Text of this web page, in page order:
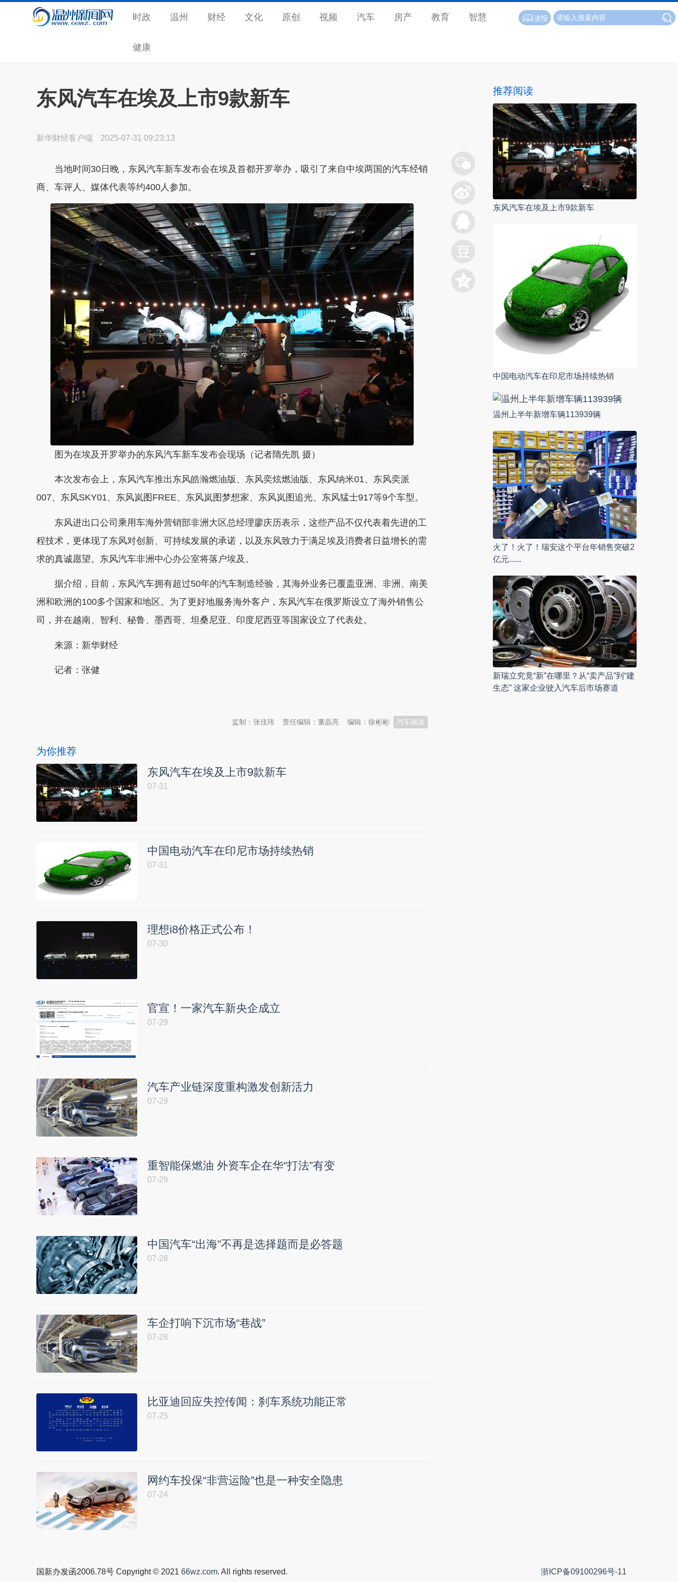
时政 温州 财经 文化 原创 视频 汽车 房产 教育 智慧
健康
读报
东风汽车在埃及上市9款新车
新华财经客户端 2025-07-31 09:23:13
当地时间30日晚，东风汽车新车发布会在埃及首都开罗举办，吸引了来自中埃两国的汽车经销
商、车评人、媒体代表等约400人参加。
图为在埃及开罗举办的东风汽车新车发布会现场（记者隋先凯 摄）
本次发布会上，东风汽车推出东风皓瀚燃油版、东风奕炫燃油版、东风纳米01、东风奕派
007、东风SKY01、东风岚图FREE、东风岚图梦想家、东风岚图追光、东风猛士917等9个车型。
东风进出口公司乘用车海外营销部非洲大区总经理廖庆历表示，这些产品不仅代表着先进的工
程技术，更体现了东风对创新、可持续发展的承诺，以及东风致力于满足埃及消费者日益增长的需
求的真诚愿望。东风汽车非洲中心办公室将落户埃及。
据介绍，目前，东风汽车拥有超过50年的汽车制造经验，其海外业务已覆盖亚洲、非洲、南美
洲和欧洲的100多个国家和地区。为了更好地服务海外客户，东风汽车在俄罗斯设立了海外销售公
司，并在越南、智利、秘鲁、墨西哥、坦桑尼亚、印度尼西亚等国家设立了代表处。
来源：新华财经
记者：张健
汽车频道
编辑：徐彬彬
责任编辑：董晶亮
监制：张佳玮
为你推荐
东风汽车在埃及上市9款新车
07-31
中国电动汽车在印尼市场持续热销
07-31
理想i8价格正式公布！
07-30
官宣！一家汽车新央企成立
07-29
汽车产业链深度重构激发创新活力
07-29
重智能保燃油 外资车企在华“打法”有变
07-29
中国汽车“出海”不再是选择题而是必答题
07-28
车企打响下沉市场“巷战”
07-28
比亚迪回应失控传闻：刹车系统功能正常
07-25
网约车投保“非营运险”也是一种安全隐患
07-24
推荐阅读
东风汽车在埃及上市9款新车
中国电动汽车在印尼市场持续热销
温州上半年新增车辆113939辆
火了！火了！瑞安这个平台年销售突破2
亿元......
新瑞立究竟“新”在哪里？从“卖产品”到“建
生态” 这家企业驶入汽车后市场赛道
国新办发函2006.78号 Copyright © 2021 66wz.com. All rights reserved. 浙ICP备09100296号-11